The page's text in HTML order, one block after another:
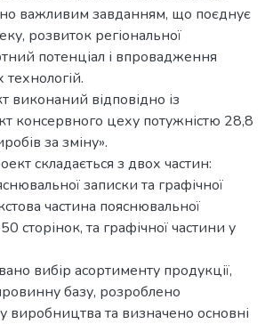
важливим завданням, що поєднує
розвиток регіональної
потенціал і впровадження
відповідно із
консервного цеху потужністю 28,8
за зміну».
складається з двох частин:
записки та графічної
частина пояснювальної
сторінок, та графічної частини у
вибір асортименту продукції,
базу, розроблено
виробництва та визначено основні